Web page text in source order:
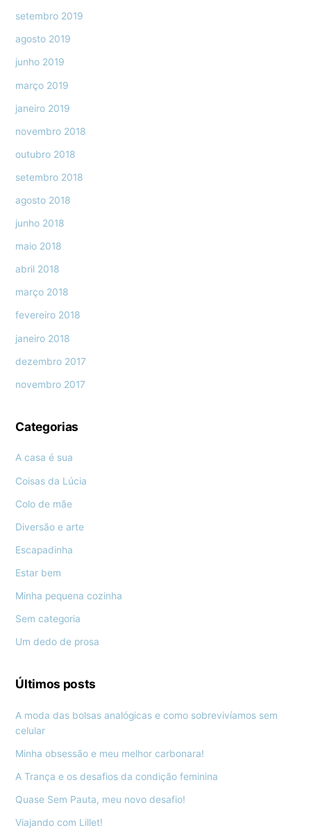
setembro 2019
agosto 2019
junho 2019
março 2019
janeiro 2019
novembro 2018
outubro 2018
setembro 2018
agosto 2018
junho 2018
maio 2018
abril 2018
março 2018
fevereiro 2018
janeiro 2018
dezembro 2017
novembro 2017
Categorias
A casa é sua
Coisas da Lúcia
Colo de mãe
Diversão e arte
Escapadinha
Estar bem
Minha pequena cozinha
Sem categoria
Um dedo de prosa
Últimos posts
A moda das bolsas analógicas e como sobrevivíamos sem
celular
Minha obsessão e meu melhor carbonara!
A Trança e os desafios da condição feminina
Quase Sem Pauta, meu novo desafio!
Viajando com Lillet!